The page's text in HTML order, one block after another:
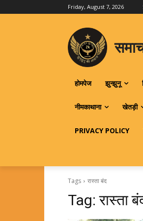
Friday, August 7, 2026
होमपेज झुन्झुनू
नीमकाथाना खेतड़ी
PRIVACY POLICY
Tags रास्ता बंद
Tag:रास्ता